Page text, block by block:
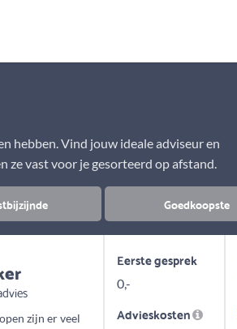
hebben. Vind jouw ideale adviseur en
ze vast voor je gesorteerd op afstand.
Goedkoopste
zijn er veel
Eerste gesprek
0,-
Advieskosten